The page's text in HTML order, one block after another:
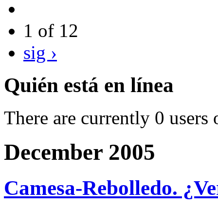
1 of 12
sig ›
Quién está en línea
There are currently 0 users
December 2005
Camesa-Rebolledo.